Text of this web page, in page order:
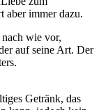
aber immer dazu.
wie vor,
auf seine Art. Der
Getränk, das